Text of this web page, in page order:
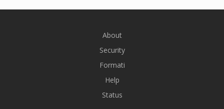
About
Security
Formati
Help
Status